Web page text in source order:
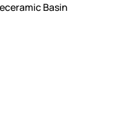
Basin